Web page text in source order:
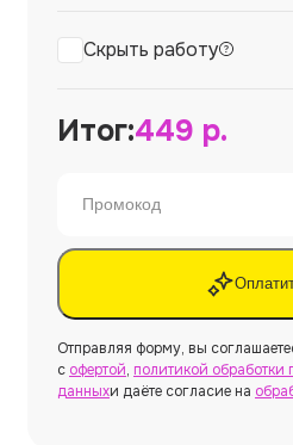
Скрыть работу
Итог:449 р.
Отправляя форму, вы
с офертой, политикой обработки
данныхи даёте согласие на